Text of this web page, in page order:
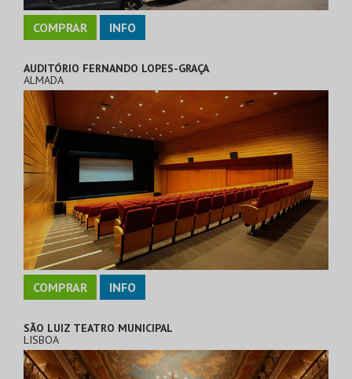
COMPRAR INFO
AUDITÓRIO FERNANDO LOPES-GRAÇA
ALMADA
COMPRAR INFO
SÃO LUIZ TEATRO MUNICIPAL
LISBOA